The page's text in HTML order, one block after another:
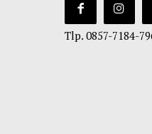
Tlp. 0857-7184-